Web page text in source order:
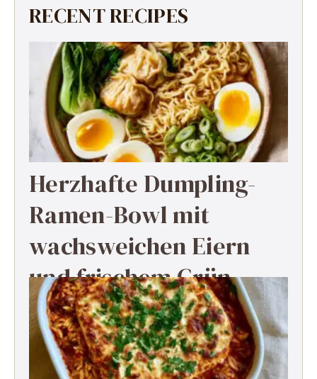
RECENT RECIPES
Herzhafte Dumpling-
Ramen-Bowl mit
wachsweichen Eiern
und frischem Grün